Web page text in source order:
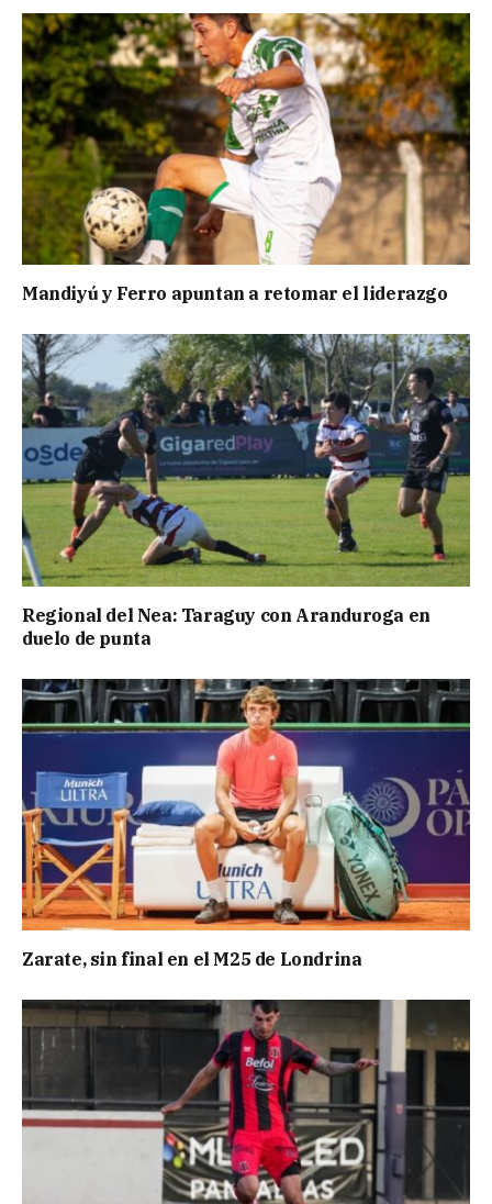
Mandiyú y Ferro apuntan a retomar el liderazgo
Regional del Nea: Taraguy con Aranduroga en
duelo de punta
Zarate, sin final en el M25 de Londrina